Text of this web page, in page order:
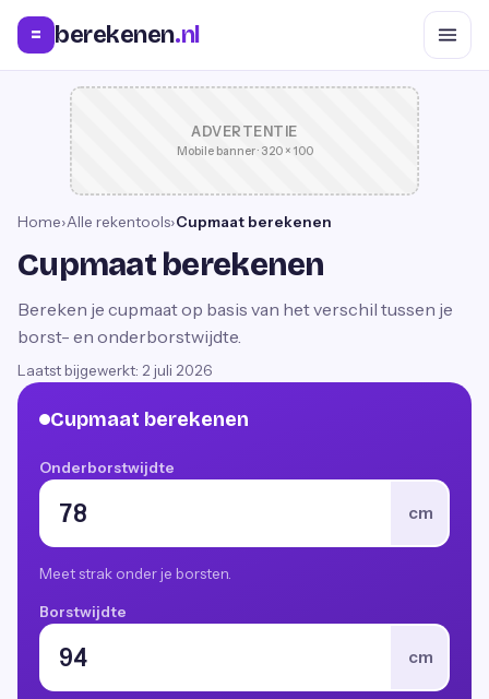
= berekenen.nl
ADVERTENTIE
Mobile banner · 320 × 100
Home›Alle rekentools›Cupmaat berekenen
Cupmaat berekenen
Bereken je cupmaat op basis van het verschil tussen je
borst- en onderborstwijdte.
Laatst bijgewerkt: 2 juli 2026
Cupmaat berekenen
Onderborstwijdte
cm
Meet strak onder je borsten.
Borstwijdte
cm